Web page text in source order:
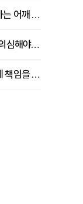
"40대인데 오십견?"...3040도 안심 못하는 어깨 유착성 관절낭염
손발톱 들뜨고 벗겨진다면 '조갑박리증' 의심해야 [김철윤 원장 칼럼]
자율주행자동차 사고, 피해자는 누구에게 책임을 물을 수 있을까